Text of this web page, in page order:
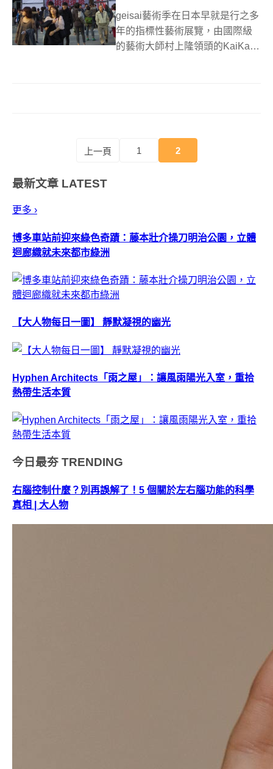
geisai藝術季在日本早就是行之多
年的指標性藝術展覽，由國際級
的藝術大師村上隆領頭的KaiKai
上一頁 1 2
最新文章 LATEST
更多 ›
博多車站前迎來綠色奇蹟：藤本壯介操刀明治公園，立體
迴廊織就未來都市綠洲
【大人物每日一圖】 靜默凝視的幽光
Hyphen Architects「雨之屋」：讓風雨陽光入室，重拾
熱帶生活本質
今日最夯 TRENDING
右腦控制什麼？別再誤解了！5 個關於左右腦功能的科學
真相 | 大人物